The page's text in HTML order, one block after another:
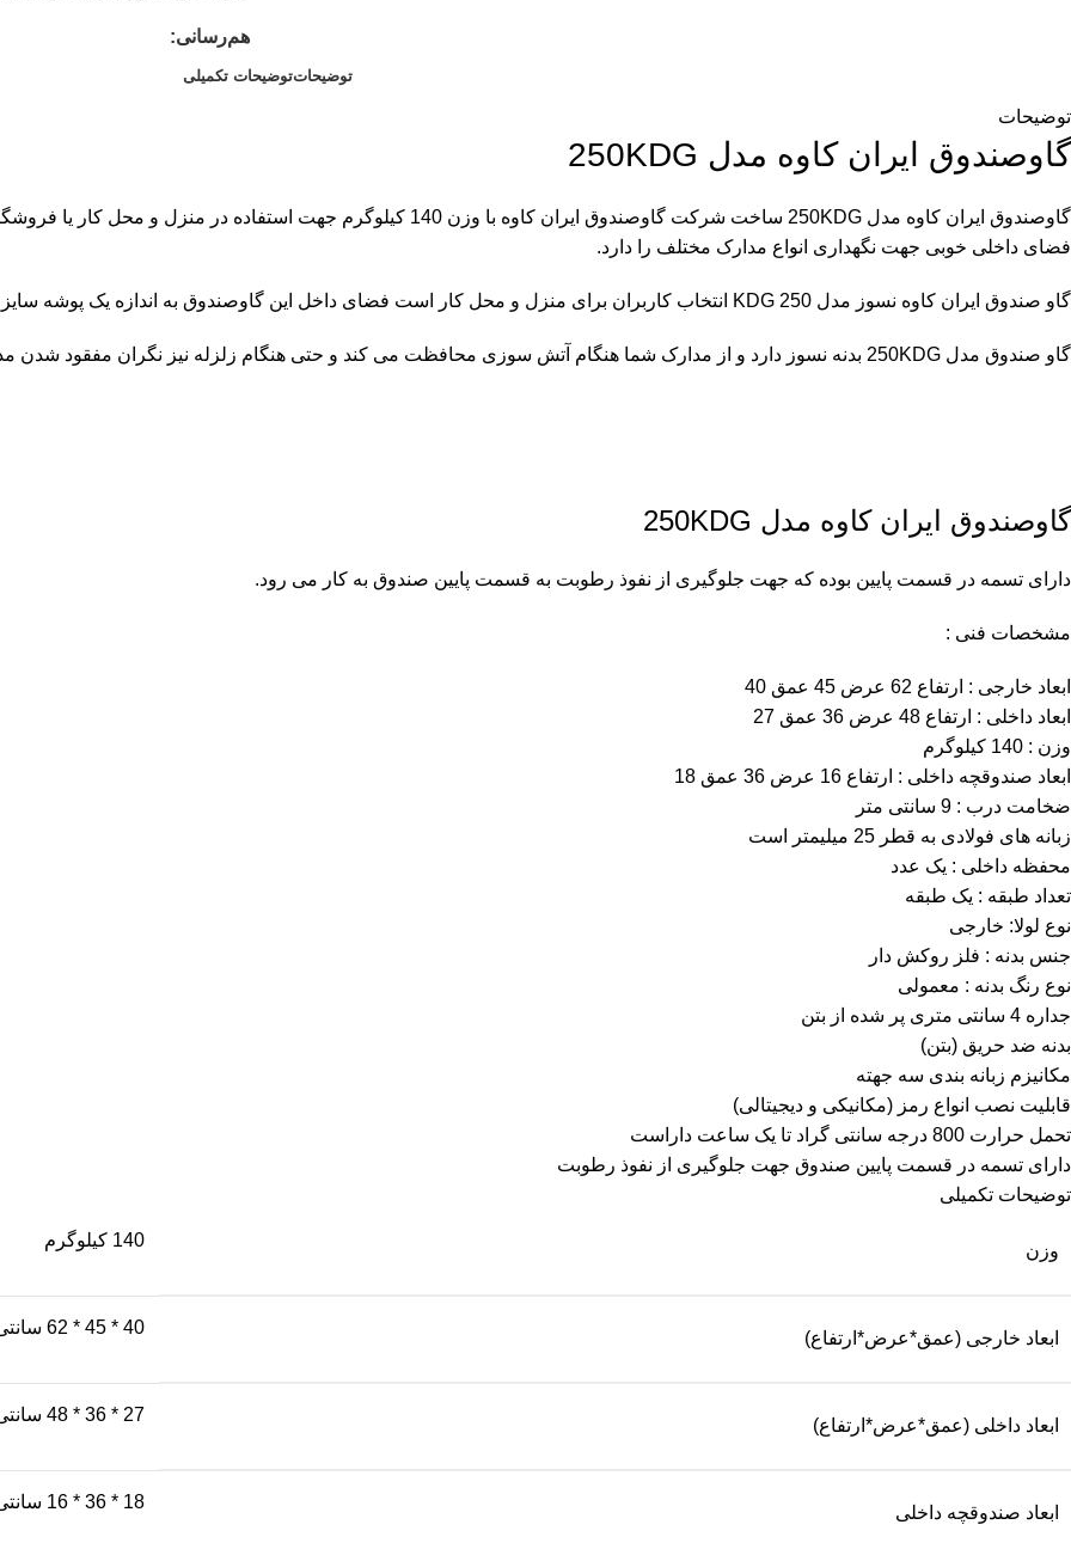
هم‌رسانی:
توضیحاتتوضیحات تکمیلی
توضیحات
گاوصندوق ایران کاوه مدل 250KDG
گاوصندوق ایران کاوه مدل 250KDG ساخت شرکت گاوصندوق ایران کاوه
با وزن 140 کیلوگرم جهت استفاده در منزل و محل کار یا
فضای داخلی خوبی جهت نگهداری انواع مدارک مختلف را دارد.
گاو صندوق ایران کاوه نسوز مدل 250 KDG انتخاب کاربران برای منزل و محل کار است فضای داخل این گاوصندوق به اندازه یک پوشه سایز A4 را دارد.
گاو صندوق مدل 250KDG بدنه نسوز دارد و از مدارک شما هنگام آتش سوزی محافظت می کند و حتی هنگام زلزله نیز نگران مفقود شدن مدارک نباشید.
گاوصندوق ایران کاوه مدل 250KDG
دارای تسمه در قسمت پایین بوده که جهت جلوگیری از نفوذ رطوبت به قسمت پایین صندوق به کار می رود.
مشخصات فنی :
ابعاد خارجی : ارتفاع 62 عرض 45 عمق 40
ابعاد داخلی : ارتفاع 48 عرض 36 عمق 27
وزن : 140 کیلوگرم
ابعاد صندوقچه داخلی : ارتفاع 16 عرض 36 عمق 18
ضخامت درب : 9 سانتی متر
زبانه های فولادی به قطر 25 میلیمتر است
محفظه داخلی : یک عدد
تعداد طبقه : یک طبقه
نوع لولا: خارجی
جنس بدنه : فلز روکش دار
نوع رنگ بدنه : معمولی
جداره 4 سانتی متری پر شده از بتن
بدنه ضد حریق (بتن)
مکانیزم زبانه بندی سه جهته
قابلیت نصب انواع رمز (مکانیکی و دیجیتالی)
تحمل حرارت 800 درجه سانتی گراد تا یک ساعت داراست
دارای تسمه در قسمت پایین صندوق جهت جلوگیری از نفوذ رطوبت
توضیحات تکمیلی
وزن
140 کیلوگرم
ابعاد خارجی (عمق*عرض*ارتفاع)
40 * 45 * 62 سانتی متر
ابعاد داخلی (عمق*عرض*ارتفاع)
27 * 36 * 48 سانتی متر
ابعاد صندوقچه داخلی
18 * 36 * 16 سانتی متر